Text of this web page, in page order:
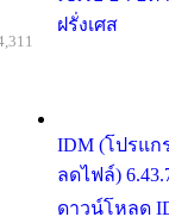
ฝรั่งเศส
IDM (โปรแก
ลดไฟล์)
ดาวน์โหลด